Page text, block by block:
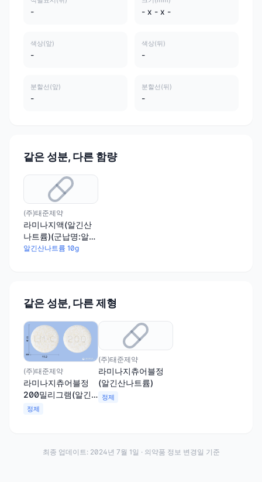
- - x - x -
색상(앞)
-
색상(뒤)
-
분할선(앞)
-
분할선(뒤)
-
같은 성분, 다른 함량
(주)태준제약
라미나지액(알긴산
나트륨)(군납명:알긴
산나트륨액)
알긴산나트륨 10g
같은 성분, 다른 제형
(주)태준제약
라미나지츄어블정
200밀리그램(알긴
산나트륨)
정제
(주)태준제약
라미나지츄어블정
(알긴산나트륨)
정제
최종 업데이트: 2024년 7월 1일 · 의약품 정보 변경일 기준